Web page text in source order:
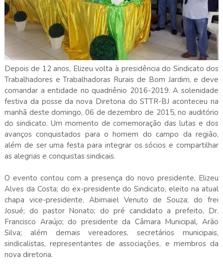
Depois de 12 anos, Elizeu volta à presidência do Sindicato dos
Trabalhadores e Trabalhadoras Rurais de Bom Jardim, e deve
comandar a entidade no quadriênio 2016-2019. A solenidade
festiva da posse da nova Diretoria do STTR-BJ aconteceu na
manhã deste domingo, 06 de dezembro de 2015, no auditório
do sindicato. Um momento de comemoração das lutas e dos
avanços conquistados para o homem do campo da região,
além de ser uma festa para integrar os sócios e compartilhar
as alegrias e conquistas sindicais.
O evento contou com a presença do novo presidente, Elizeu
Alves da Costa; do ex-presidente do Sindicato, eleito na atual
chapa vice-presidente, Abimaiel Venuto de Souza; do frei
Josué; do pastor Nonato; do pré candidato a prefeito, Dr.
Francisco Araújo; do presidente da Câmara Municipal, Arão
Silva; além demais vereadores, secretários municipais,
sindicalistas, representantes de associações, e membros da
nova diretoria.